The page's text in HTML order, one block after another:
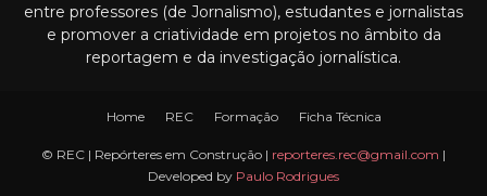
entre professores (de Jornalismo), estudantes e jornalistas
e promover a criatividade em projetos no âmbito da
reportagem e da investigação jornalística.
Home REC Formação Ficha Técnica
© REC | Repórteres em Construção | reporteres.rec@gmail.com |
Developed by Paulo Rodrigues